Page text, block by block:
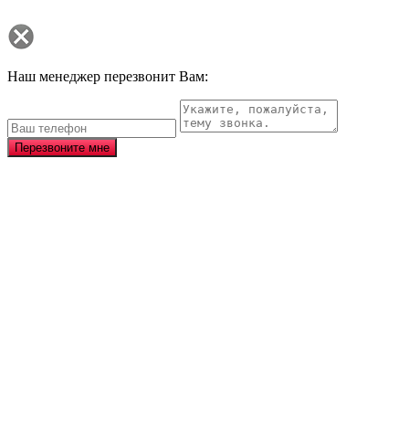
Наш менеджер перезвонит Вам:
Перезвоните мне